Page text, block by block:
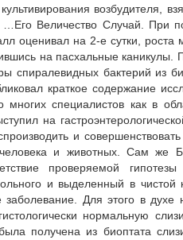
возбудителя,
Величество Случай. При
оценивал на 2-е сутки, роста
на пасхальные каникулы.
бактерий из
краткое содержание
специалистов как в
на
и
и животных. Сам же
проверяемой гипотезы
и выделенный в чистой
Для этого в духе
нормальную
получена из биоптата